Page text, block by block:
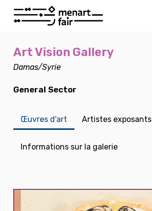
Art Vision Gallery
Damas/Syrie
General Sector
Œuvres d'art Artistes exposants
Informations sur la galerie